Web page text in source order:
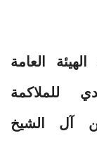
العامة
للملاكمة
آل الشيخ